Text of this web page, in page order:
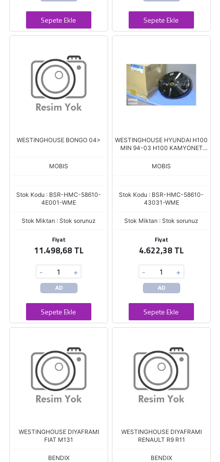
Sepete Ekle Sepete Ekle
WESTINGHOUSE BONGO 04>
MOBIS
Stok Kodu : BSR-HMC-58610-
4E001-WME
Stok Miktarı : Stok sorunuz
Fiyat
11.498,68 TL
- +
AD
Sepete Ekle
WESTINGHOUSE HYUNDAI H100
MIN 94-03 H100 KAMYONET
MOBIS
Stok Kodu : BSR-HMC-58610-
43031-WME
Stok Miktarı : Stok sorunuz
Fiyat
4.622,38 TL
- +
AD
Sepete Ekle
WESTINGHOUSE DIYAFRAMI
FIAT M131
BENDIX
WESTINGHOUSE DIYAFRAMI
RENAULT R9 R11
BENDIX